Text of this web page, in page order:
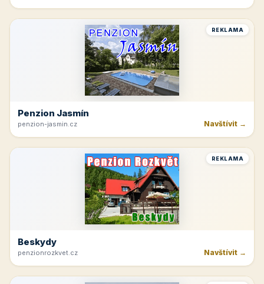
REKLAMA
Penzion Jasmín
penzion-jasmin.cz Navštívit →
REKLAMA
Beskydy
penzionrozkvet.cz Navštívit →